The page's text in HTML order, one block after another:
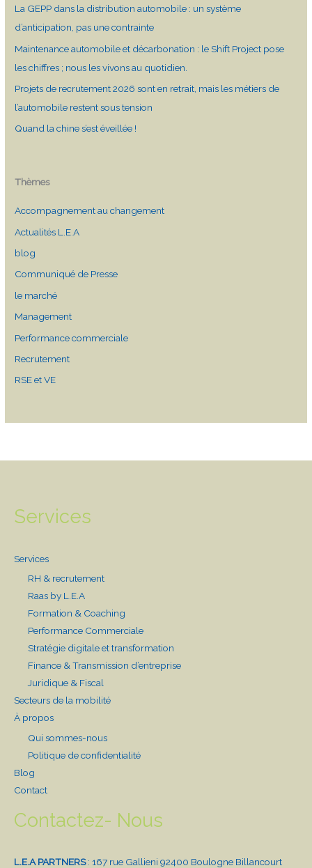
La GEPP dans la distribution automobile : un système
d’anticipation, pas une contrainte
Maintenance automobile et décarbonation : le Shift Project pose
les chiffres ; nous les vivons au quotidien.
Projets de recrutement 2026 sont en retrait, mais les métiers de
l’automobile restent sous tension
Quand la chine s’est éveillée !
Thèmes
Accompagnement au changement
Actualités L.E.A
blog
Communiqué de Presse
le marché
Management
Performance commerciale
Recrutement
RSE et VE
Services
Services
RH & recrutement
Raas by L.E.A
Formation & Coaching
Performance Commerciale
Stratégie digitale et transformation
Finance & Transmission d’entreprise
Juridique & Fiscal
Secteurs de la mobilité
À propos
Qui sommes-nous
Politique de confidentialité
Blog
Contact
Contactez- Nous
L.E.A PARTNERS: 167 rue Gallieni 92400 Boulogne Billancourt